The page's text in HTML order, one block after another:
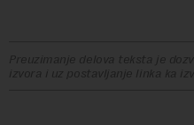
Preuzimanje delova teksta je
izvora i uz postavljanje linka ka